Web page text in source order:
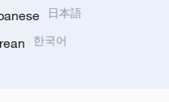
日本語
한국어